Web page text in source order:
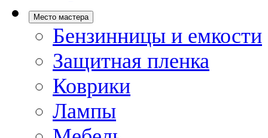
Место мастера
Бензинницы и емкости
Защитная пленка
Коврики
Лампы